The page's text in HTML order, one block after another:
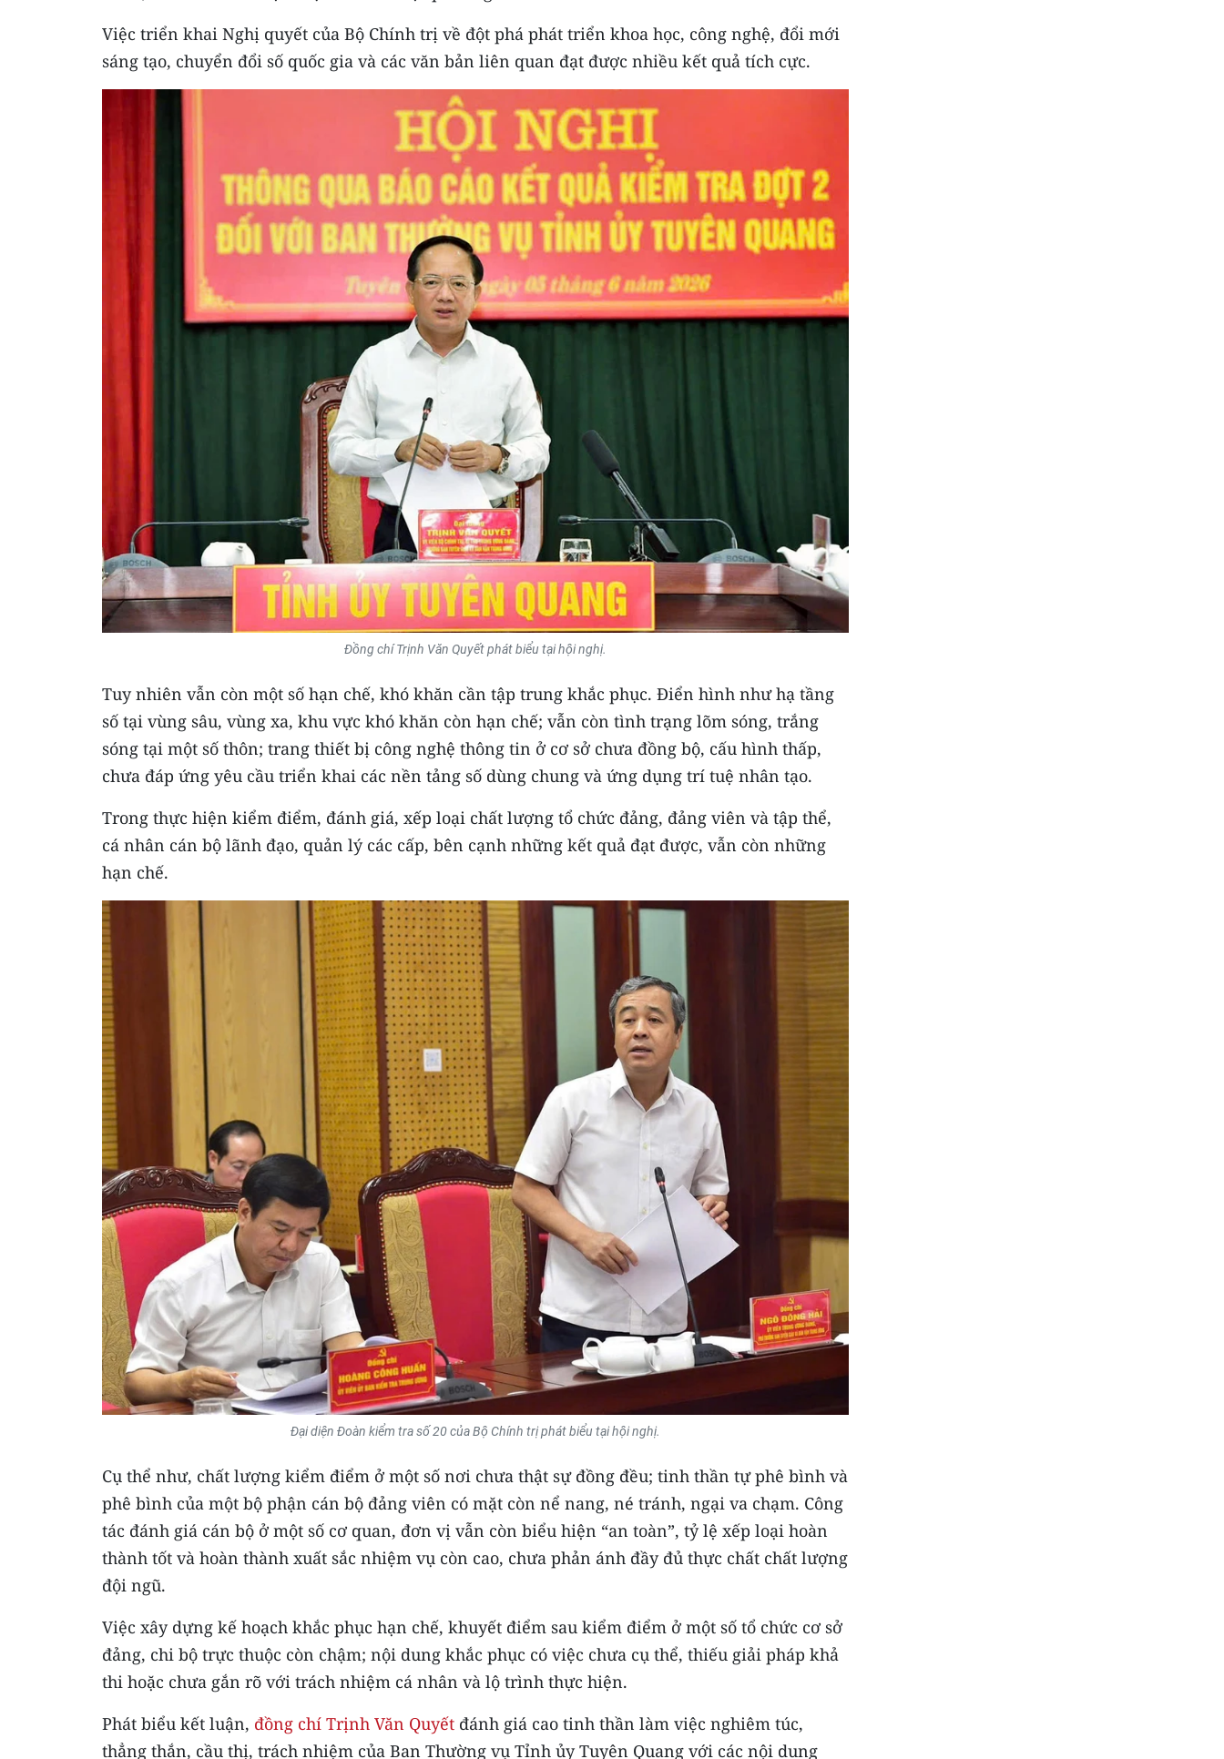
Việc triển khai Nghị quyết của Bộ Chính trị về đột phá phát triển khoa học, công nghệ, đổi mới
sáng tạo, chuyển đổi số quốc gia và các văn bản liên quan đạt được nhiều kết quả tích cực.
Đồng chí Trịnh Văn Quyết phát biểu tại hội nghị.
Tuy nhiên vẫn còn một số hạn chế, khó khăn cần tập trung khắc phục. Điển hình như hạ tầng
số tại vùng sâu, vùng xa, khu vực khó khăn còn hạn chế; vẫn còn tình trạng lõm sóng, trắng
sóng tại một số thôn; trang thiết bị công nghệ thông tin ở cơ sở chưa đồng bộ, cấu hình thấp,
chưa đáp ứng yêu cầu triển khai các nền tảng số dùng chung và ứng dụng trí tuệ nhân tạo.
Trong thực hiện kiểm điểm, đánh giá, xếp loại chất lượng tổ chức đảng, đảng viên và tập thể,
cá nhân cán bộ lãnh đạo, quản lý các cấp, bên cạnh những kết quả đạt được, vẫn còn những
hạn chế.
Đại diện Đoàn kiểm tra số 20 của Bộ Chính trị phát biểu tại hội nghị.
Cụ thể như, chất lượng kiểm điểm ở một số nơi chưa thật sự đồng đều; tinh thần tự phê bình và
phê bình của một bộ phận cán bộ đảng viên có mặt còn nể nang, né tránh, ngại va chạm. Công
tác đánh giá cán bộ ở một số cơ quan, đơn vị vẫn còn biểu hiện “an toàn”, tỷ lệ xếp loại hoàn
thành tốt và hoàn thành xuất sắc nhiệm vụ còn cao, chưa phản ánh đầy đủ thực chất chất lượng
đội ngũ.
Việc xây dựng kế hoạch khắc phục hạn chế, khuyết điểm sau kiểm điểm ở một số tổ chức cơ sở
đảng, chi bộ trực thuộc còn chậm; nội dung khắc phục có việc chưa cụ thể, thiếu giải pháp khả
thi hoặc chưa gắn rõ với trách nhiệm cá nhân và lộ trình thực hiện.
Phát biểu kết luận, đồng chí Trịnh Văn Quyết đánh giá cao tinh thần làm việc nghiêm túc,
thẳng thắn, cầu thị, trách nhiệm của Ban Thường vụ Tỉnh ủy Tuyên Quang với các nội dung